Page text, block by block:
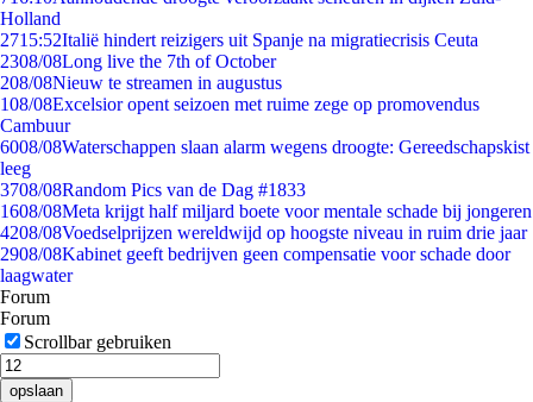
Holland
2715:52Italië hindert reizigers uit Spanje na migratiecrisis Ceuta
2308/08Long live the 7th of October
208/08Nieuw te streamen in augustus
108/08Excelsior opent seizoen met ruime zege op promovendus
Cambuur
6008/08Waterschappen slaan alarm wegens droogte: Gereedschapskist
leeg
3708/08Random Pics van de Dag #1833
1608/08Meta krijgt half miljard boete voor mentale schade bij jongeren
4208/08Voedselprijzen wereldwijd op hoogste niveau in ruim drie jaar
2908/08Kabinet geeft bedrijven geen compensatie voor schade door
laagwater
Forum
Forum
Scrollbar gebruiken
opslaan